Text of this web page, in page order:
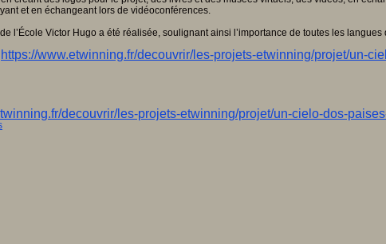
et en échangeant lors de vidéoconférences.
l’École Victor Hugo a été réalisée, soulignant ainsi l’importance de toutes les
https://www.etwinning.fr/decouvrir/les-projets-etwinning/projet/un-
decouvrir/les-projets-etwinning/projet/un-cielo-dos-